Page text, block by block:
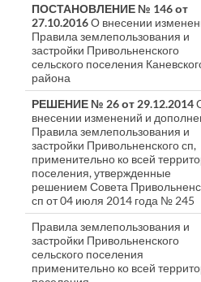
ПОСТАНОВЛЕНИЕ № 146 от
27.10.2016О внесении
Правила землепользования и
застройки Привольненского
сельского поселения
района
РЕШЕНИЕ № 26 от 29.12.2014
внесении изменений и
Правила землепользования и
застройки Привольненского сп,
применительно ко всей
поселения, утвержденные
решением Совета
сп от 04 июля 2014 года № 245
Правила землепользования и
застройки Привольненского
сельского поселения
применительно ко всей